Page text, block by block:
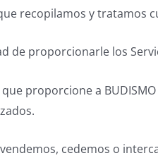
recopilamos y tratamos
de proporcionarle los
proporcione a BUDISMO
vendemos, cedemos o